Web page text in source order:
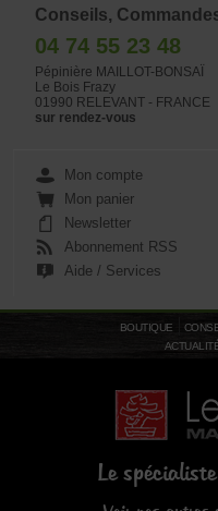
Conseils,
04 74 55 23 48
Pépinière MAILLOT-BONSAÏ
Le Bois Frazy
01990 RELEVANT - FRANCE
sur rendez-vous
Mon compte
Mon panier
Newsletter
Abonnement RSS
Aide / Services
BOUTIQUE
Le